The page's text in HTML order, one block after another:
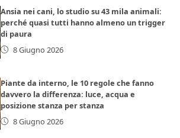
Ansia nei cani, lo studio su 43 mila animali:
perché quasi tutti hanno almeno un trigger
di paura
8 Giugno 2026
Piante da interno, le 10 regole che fanno
davvero la differenza: luce, acqua e
posizione stanza per stanza
8 Giugno 2026